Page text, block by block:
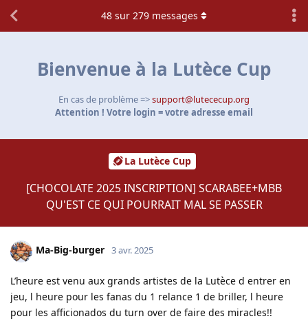
Bienvenue à la Lutèce Cup
En cas de problème =>support@lutececup.org
Attention ! Votre login = votre adresse email
La Lutèce Cup
[CHOCOLATE 2025 INSCRIPTION] SCARABEE+MBB
QU'EST CE QUI POURRAIT MAL SE PASSER
48 sur 279 messages
Ma-Big-burger 3 avr. 2025
L’heure est venu aux grands artistes de la Lutèce d entrer en
jeu, l heure pour les fanas du 1 relance 1 de briller, l heure
pour les afficionados du turn over de faire des miracles!!